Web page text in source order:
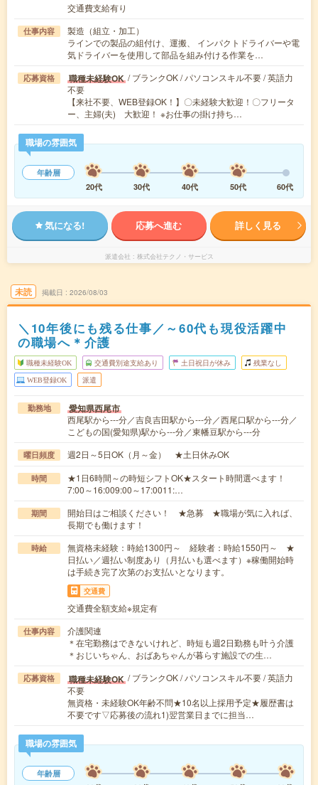
交通費支給有り
仕事内容
製造（組立・加工）
ラインでの製品の組付け、運搬、 インパクトドライバーや電
気ドライバーを使用して部品を組み付ける作業を…
応募資格 職種未経験OK / ブランクOK / パソコンスキル不要 / 英語力
不要
【来社不要、WEB登録OK！】〇未経験大歓迎！〇フリータ
ー、主婦(夫) 大歓迎！ ※お仕事の掛け持ち…
職場の雰囲気
年齢層
20代
30代 40代 50代 60代
気になる! 応募へ進む 詳しく見る
派遣会社 株式会社テクノ・サービス
未読 掲載日 2026/08/03
＼10年後にも残る仕事／～60代も現役活躍中
の職場へ＊介護
職種未経験OK 交通費別途支給あり 土日祝日が休み 残業なし
WEB登録OK 派遣
勤務地 愛知県西尾市
西尾駅から---分／吉良吉田駅から---分／西尾口駅から---分／
こどもの国(愛知県)駅から---分／東幡豆駅から---分
曜日頻度 週2日～5日OK（月～金） ★土日休みOK
時間
★1日6時間～の時短シフトOK★スタート時間選べます！
7:00～16:009:00～17:0011:…
期間
開始日はご相談ください！ ★急募 ★職場が気に入れば、
長期でも働けます！
時給
無資格未経験：時給1300円～ 経験者：時給1550円～ ★
日払い／週払い制度あり（月払いも選べます）※稼働開始時
は手続き完了次第のお支払いとなります。
交通費
交通費全額支給※規定有
仕事内容
介護関連
＊在宅勤務はできないけれど、時短も週2日勤務も叶う介護
＊おじいちゃん、おばあちゃんが暮らす施設での生…
応募資格 職種未経験OK / ブランクOK / パソコンスキル不要 / 英語力
不要
無資格・未経験OK年齢不問★10名以上採用予定★履歴書は
不要です▽応募後の流れ1)翌営業日までに担当…
職場の雰囲気
年齢層